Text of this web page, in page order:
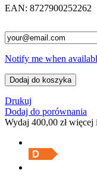
EAN: 8727900252262
Notify me when
Dodaj do koszyka
Drukuj
Dodaj do porównania
Wydaj 400,00 złwięcej i